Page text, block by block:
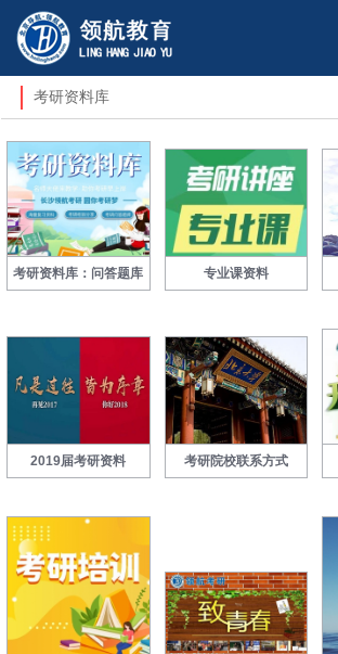
考研资料库
考研资料库：问答题库 专业课资料
2019届考研资料 考研院校联系方式